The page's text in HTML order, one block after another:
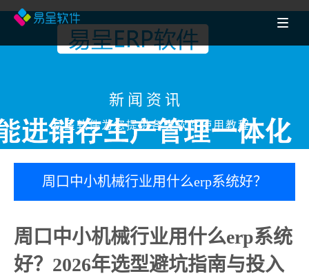
新闻资讯
易呈软件为您提供各类软件使用教程
周口中小机械行业用什么erp系统好？
周口中小机械行业用什么erp系统
好？2026年选型避坑指南与投入